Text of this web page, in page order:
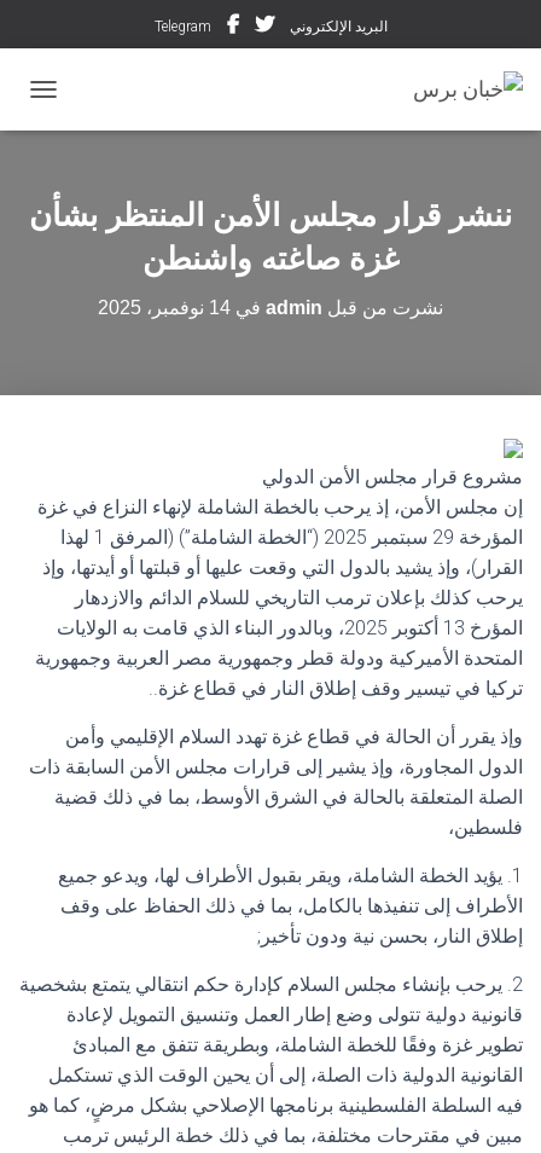
البريد الإلكتروني Telegram
ننشر قرار مجلس الأمن المنتظر بشأن
غزة صاغته واشنطن
نشرت من قبل admin في 14 نوفمبر، 2025
مشروع قرار مجلس الأمن الدولي
إن مجلس الأمن، إذ يرحب بالخطة الشاملة لإنهاء النزاع في غزة
المؤرخة 29 سبتمبر 2025 (“الخطة الشاملة”) (المرفق 1 لهذا
القرار)، وإذ يشيد بالدول التي وقعت عليها أو قبلتها أو أيدتها، وإذ
يرحب كذلك بإعلان ترمب التاريخي للسلام الدائم والازدهار
المؤرخ 13 أكتوبر 2025، وبالدور البناء الذي قامت به الولايات
المتحدة الأميركية ودولة قطر وجمهورية مصر العربية وجمهورية
تركيا في تيسير وقف إطلاق النار في قطاع غزة..
وإذ يقرر أن الحالة في قطاع غزة تهدد السلام الإقليمي وأمن
الدول المجاورة، وإذ يشير إلى قرارات مجلس الأمن السابقة ذات
الصلة المتعلقة بالحالة في الشرق الأوسط، بما في ذلك قضية
فلسطين،
1. يؤيد الخطة الشاملة، ويقر بقبول الأطراف لها، ويدعو جميع
الأطراف إلى تنفيذها بالكامل، بما في ذلك الحفاظ على وقف
إطلاق النار، بحسن نية ودون تأخير;
2. يرحب بإنشاء مجلس السلام كإدارة حكم انتقالي يتمتع بشخصية
قانونية دولية تتولى وضع إطار العمل وتنسيق التمويل لإعادة
تطوير غزة وفقًا للخطة الشاملة، وبطريقة تتفق مع المبادئ
القانونية الدولية ذات الصلة، إلى أن يحين الوقت الذي تستكمل
فيه السلطة الفلسطينية برنامجها الإصلاحي بشكل مرضٍ، كما هو
مبين في مقترحات مختلفة، بما في ذلك خطة الرئيس ترمب